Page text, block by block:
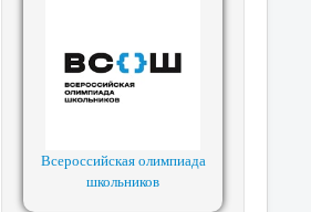
Всероссийская олимпиада
школьников